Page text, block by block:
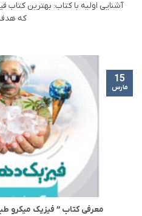
آشنایی اولیه با کتاب: بهترین
که هدف
معرفی کتاب ” فیزیک میکرو
15
مارس